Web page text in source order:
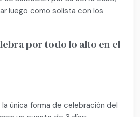
luego como solista con los
por todo lo alto en el
única forma de celebración del